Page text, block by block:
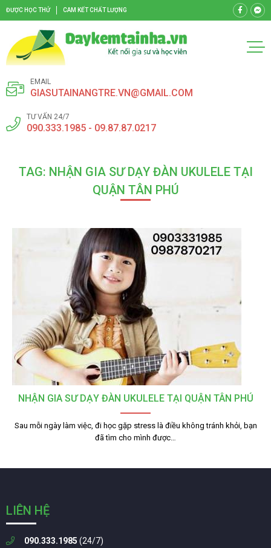
ĐƯỢC HỌC THỬ CAM KẾT CHẤT LƯỢNG
EMAIL
GIASUTAINANGTRE.VN@GMAIL.COM
TƯ VẤN 24/7
090.333.1985 - 09.87.87.0217
TAG: NHẬN GIA SƯ DẠY ĐÀN UKULELE TẠI
QUẬN TÂN PHÚ
NHẬN GIA SƯ DẠY ĐÀN UKULELE TẠI QUẬN TÂN PHÚ
Sau mỗi ngày làm việc, đi học gặp stress là điều không tránh khỏi, bạn
đã tìm cho mình được…
LIÊN HỆ
090.333.1985 (24/7)